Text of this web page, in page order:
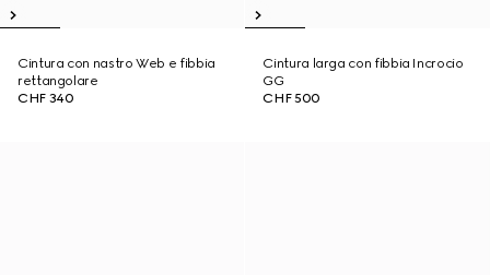
Cintura con nastro Web e fibbia
rettangolare
CHF 340
Cintura larga con fibbia Incrocio
GG
CHF 500